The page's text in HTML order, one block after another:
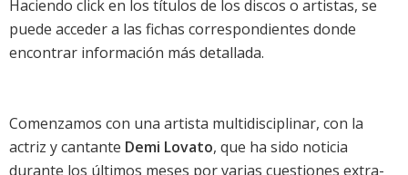
Haciendo click en los títulos de los discos o artistas, se
puede acceder a las fichas correspondientes donde
encontrar información más detallada.
Comenzamos con una artista multidisciplinar, con la
actriz y cantante Demi Lovato, que ha sido noticia
durante los últimos meses por varias cuestiones extra-